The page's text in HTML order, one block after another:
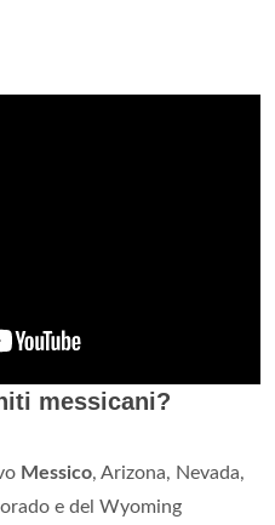
messicani?
Messico, Arizona, Nevada,
e del Wyoming